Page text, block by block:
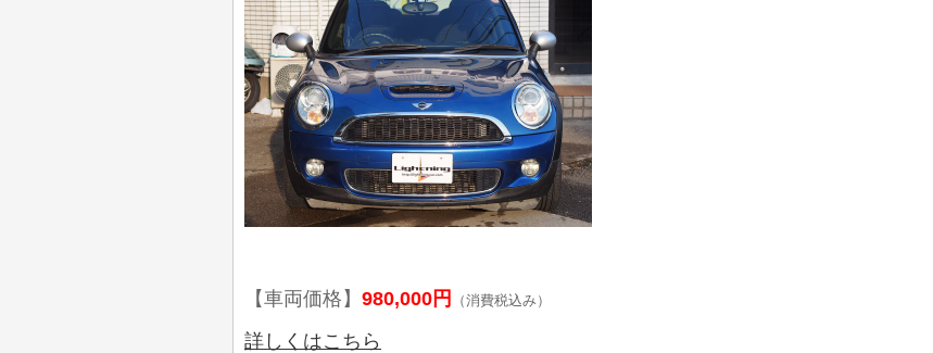
【車両価格】 980,000円 （消費税込み）
詳しくはこちら